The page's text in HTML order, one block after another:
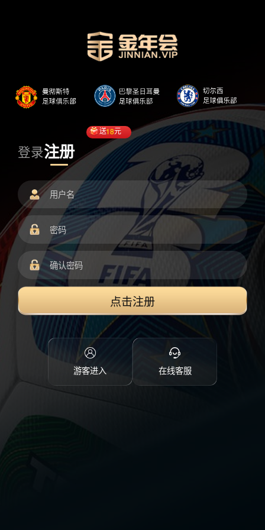
登录注册
送18元
点击注册
游客进入 在线客服